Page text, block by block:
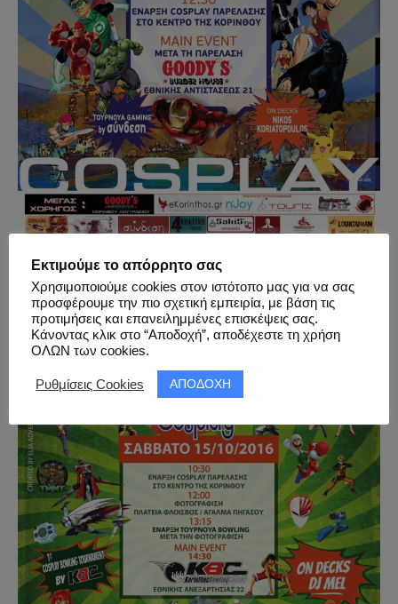
19.09.2015 – Cosplay Korinthos 2015
Εκτιμούμε το απόρρητο σας
Χρησιμοποιούμε cookies στον ιστότοπο μας για να σας
προσφέρουμε την πιο σχετική εμπειρία, με βάση τις
προτιμήσεις και επανειλημμένες επισκέψεις σας.
Κάνοντας κλικ στο “Αποδοχή”, αποδέχεστε τη χρήση
ΟΛΩΝ των cookies.
Ρυθμίσεις Cookies ΑΠΟΔΟΧΗ